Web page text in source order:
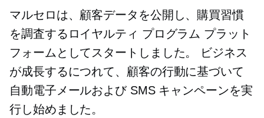
マルセロは、顧客データを公開し、購買習慣
を調査するロイヤルティ プログラム プラット
フォームとしてスタートしました。 ビジネス
が成長するにつれて、顧客の行動に基づいて
自動電子メールおよび SMS キャンペーンを実
行し始めました。